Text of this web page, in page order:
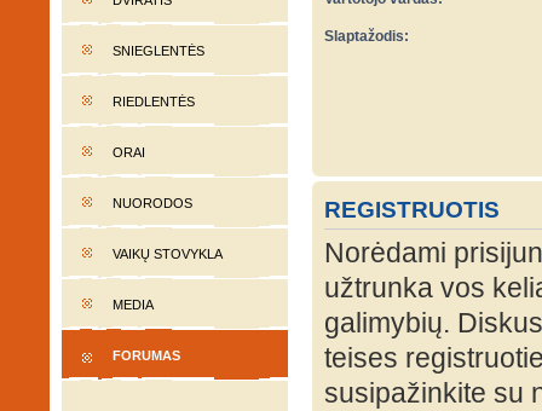
SNIEGLENTĖS
RIEDLENTĖS
ORAI
NUORODOS
VAIKŲ STOVYKLA
MEDIA
FORUMAS
Slaptažodis:
REGISTRUOTIS
Norėdami
užtrunka vos
galimybių.
teises
susipažinkite su